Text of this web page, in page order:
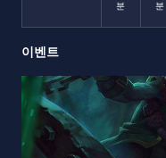
분
분
이벤트